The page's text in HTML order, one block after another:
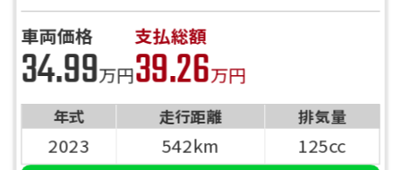
車両価格
34.99万円
支払総額
39.26万円
年式 走行距離 排気量
2023 542km 125cc